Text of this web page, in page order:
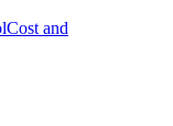
Cost and